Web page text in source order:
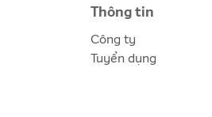
Thông tin
Công ty
Tuyển dụng